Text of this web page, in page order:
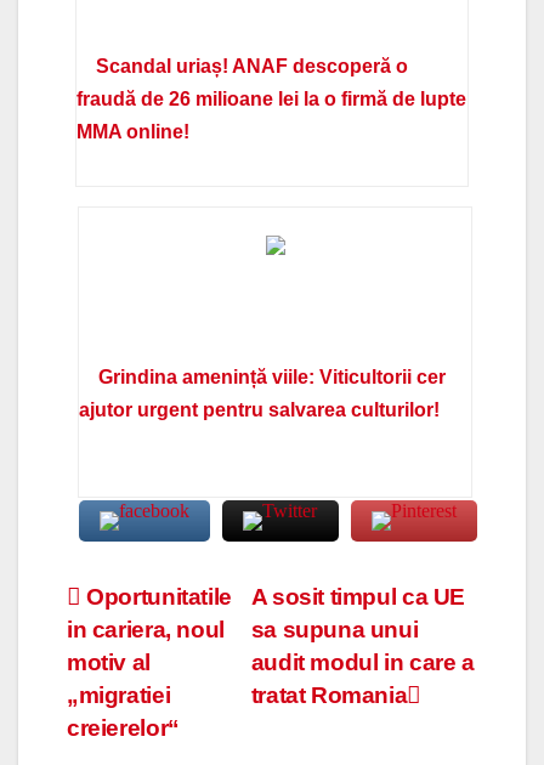
Scandal uriaș! ANAF descoperă o
fraudă de 26 milioane lei la o firmă de lupte
MMA online!
Grindina amenință viile: Viticultorii cer
ajutor urgent pentru salvarea culturilor!
Navigare
în
articole
A sosit timpul ca UE
sa supuna unui
audit modul in care a
tratat Romania
Oportunitatile
in cariera, noul
motiv al
„migratiei
creierelor“